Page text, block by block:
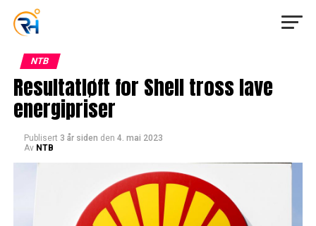
NTB
Resultatløft for Shell tross lave
energipriser
Publisert 3 år siden den 4. mai 2023
Av NTB